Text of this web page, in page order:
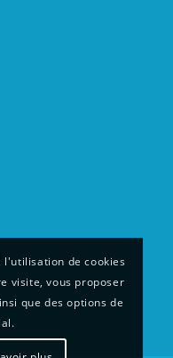
l'utilisation de cookies
visite, vous proposer
que des options de